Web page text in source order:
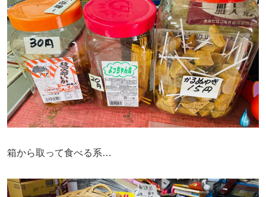
箱から取って食べる系…